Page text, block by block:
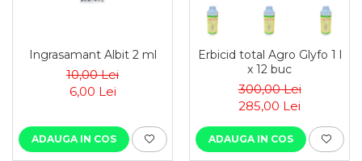
Ingrasamant Albit 2 ml
10,00 Lei
6,00 Lei
ADAUGA IN COS
Erbicid total Agro Glyfo 1 l
x 12 buc
300,00 Lei
285,00 Lei
ADAUGA IN COS